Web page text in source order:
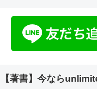
【著書】今なら